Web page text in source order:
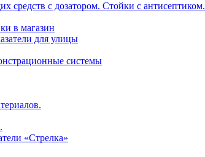
с дозатором. Стойки с антисептиком.
в магазин
для улицы
системы
«Стрелка»